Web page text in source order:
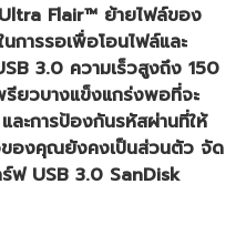
Flair™ ย้ายไฟล์ของ
การรอเพื่อโอนไฟล์และ
3.0 ความเร็วสูงถึง 150
รียวบางแข็งแกร่งพอที่จะ
ะการป้องกันรหัสผ่านที่ให้
ของคุณยังคงเป็นส่วนตัว จัด
ฟ USB 3.0 SanDisk